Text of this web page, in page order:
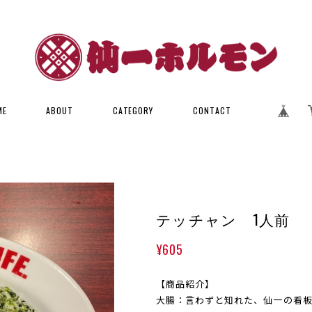
ABOUT CATEGORY CONTACT
テッチャン 1人前
¥605
【商品紹介】
大腸：言わずと知れた、仙一の看